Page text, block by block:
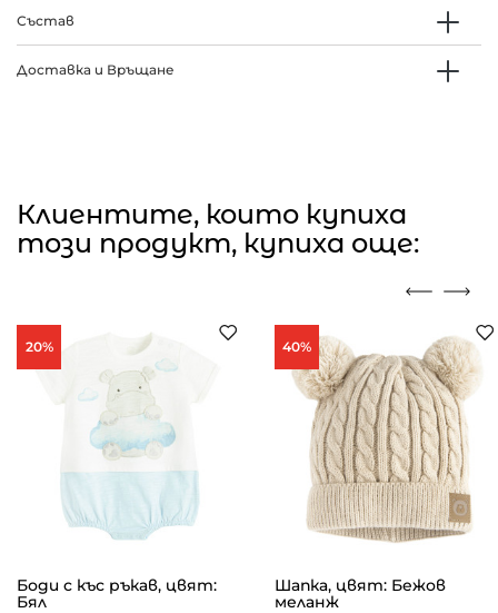
Състав
Доставка и Връщане
Клиентите, които купиха
този продукт, купиха още:
20%
Боди с къс ръкав, цвят:
Бял
40%
Шапка, цвят: Бежов
меланж